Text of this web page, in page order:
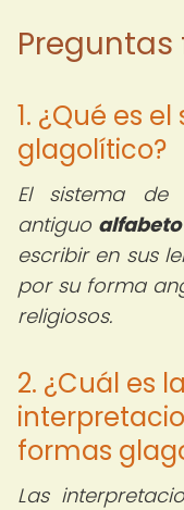
1. ¿Qué es
glagolítico?
El sistema de
antiguo alfabeto
escribir en sus
por su forma
religiosos.
2. ¿Cuál es
formas
Las